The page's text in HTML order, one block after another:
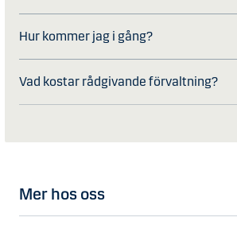
Hur kommer jag i gång?
Vad kostar rådgivande förvaltning?
Mer hos oss